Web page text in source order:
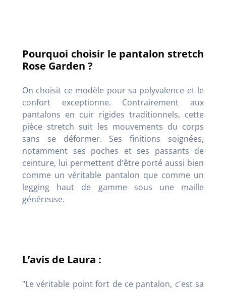
Pourquoi choisir le pantalon stretch
Rose Garden ?
On choisit ce modèle pour sa polyvalence et le
confort exceptionne. Contrairement aux
pantalons en cuir rigides traditionnels, cette
pièce stretch suit les mouvements du corps
sans se déformer. Ses finitions soignées,
notamment ses poches et ses passants de
ceinture, lui permettent d'être porté aussi bien
comme un véritable pantalon que comme un
legging haut de gamme sous une maille
généreuse.
L’avis de Laura :
"Le véritable point fort de ce pantalon, c'est sa